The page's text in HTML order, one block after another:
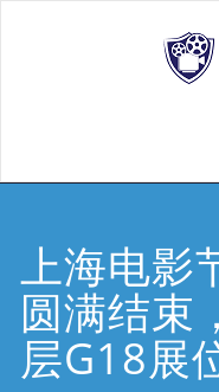
上海电影
圆满结束
层G18展